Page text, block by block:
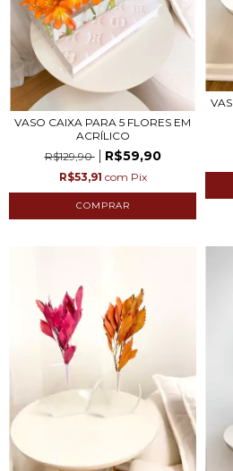
VASO CAIXA PARA 5 FLORES EM
ACRÍLICO
R$129,90
R$59,90
R$53,91 com Pix